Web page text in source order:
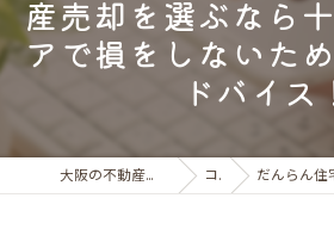
産売却を選ぶなら
アで損をしないた
ドバイス
大阪の不動産売買ならだんらん住宅株式会社 コラム だんらん住宅のプレミアム不